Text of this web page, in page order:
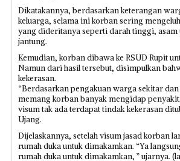
Dikatakannya, berdasarkan keterangan
keluarga, selama ini korban sering
yang dideritanya seperti darah tinggi, asam
jantung.
Kemudian, korban dibawa ke RSUD Rupit
Namun dari hasil tersebut, disimpulkan
kekerasan.
“Berdasarkan pengakuan warga sekitar
memang korban banyak mengidap
visum tak ada terdapat tindak kekerasan
Ujang.
Dijelaskannya, setelah visum jasad korban
rumah duka untuk dimakamkan. “Ya
rumah duka untuk dimakamkan, ” ujarnya.